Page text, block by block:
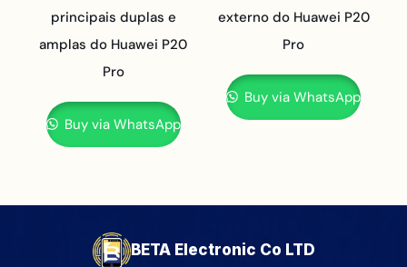
principais duplas e
amplas do Huawei P20
Pro
Buy via WhatsApp
externo do Huawei P20
Pro
Buy via WhatsApp
BETA Electronic Co LTD